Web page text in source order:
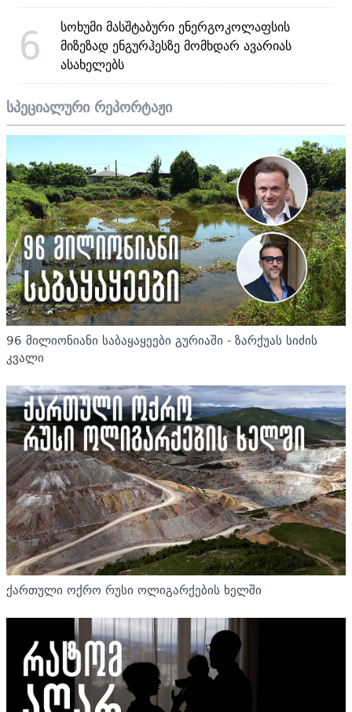
6
სოხუმი მასშტაბური ენერგოკოლაფსის
მიზეზად ენგურჰესზე მომხდარ ავარიას
ასახელებს
სპეციალური რეპორტაჟი
96 მილიონიანი საბაყაყეები გურიაში - ზარქუას სიძის
კვალი
ქართული ოქრო რუსი ოლიგარქების ხელში